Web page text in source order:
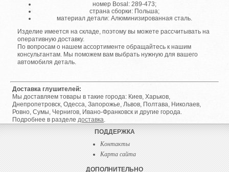
номер Bosal: 289-473;
страна сборки: Польша;
материал детали: Алюминизированная сталь.
Изделие имеется на складе, поэтому вы можете рассчитывать на
оперативную доставку.
По вопросам о нашем ассортименте обращайтесь к нашим
консультантам. Мы поможем вам выбрать нужную для вашего
автомобиля деталь.
Доставка глушителей:
Мы доставляем товары в такие города: Киев, Харьков,
Днепропетровск, Одесса, Запорожье, Львов, Полтава, Николаев,
Ровно, Сумы, Чернигов, Ивано-Франковск и другие города.
Подробнее в разделедоставка.
ПОДДЕРЖКА
Контакты
Карта сайта
ДОПОЛНИТЕЛЬНО